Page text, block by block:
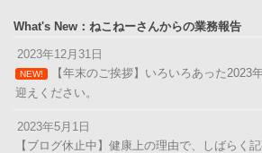
What's New：ねこねーさんからの業務報告
2023年12月31日
NEW!
【年末のご挨拶】いろいろあった2023
迎えください。
2023年5月1日
【ブログ休止中】健康上の理由で、しばらく